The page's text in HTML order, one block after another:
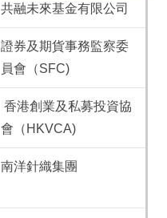
共融未來基金有限公司
證券及期貨事務監察委
員會（SFC)
香港創業及私募投資協
會（HKVCA)
南洋針織集團